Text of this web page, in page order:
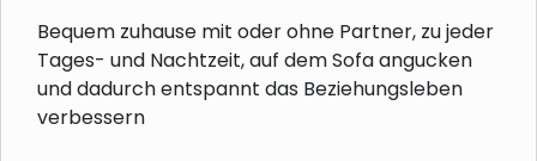
Bequem zuhause mit oder ohne Partner, zu jeder
Tages- und Nachtzeit, auf dem Sofa angucken
und dadurch entspannt das Beziehungsleben
verbessern